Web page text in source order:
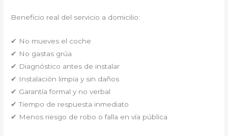
Beneficio real del servicio a domicilio:
✔ No mueves el coche
✔ No gastas grúa
✔ Diagnóstico antes de instalar
✔ Instalación limpia y sin daños
✔ Garantía formal y no verbal
✔ Tiempo de respuesta inmediato
✔ Menos riesgo de robo o falla en vía pública